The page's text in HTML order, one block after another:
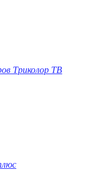
Триколор ТВ